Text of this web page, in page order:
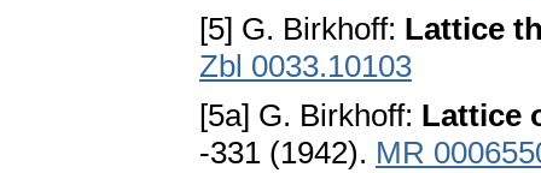
[5] G. Birkhoff: Lattice
Zbl 0033.10103
[5a] G. Birkhoff: Lattice
-331 (1942). MR